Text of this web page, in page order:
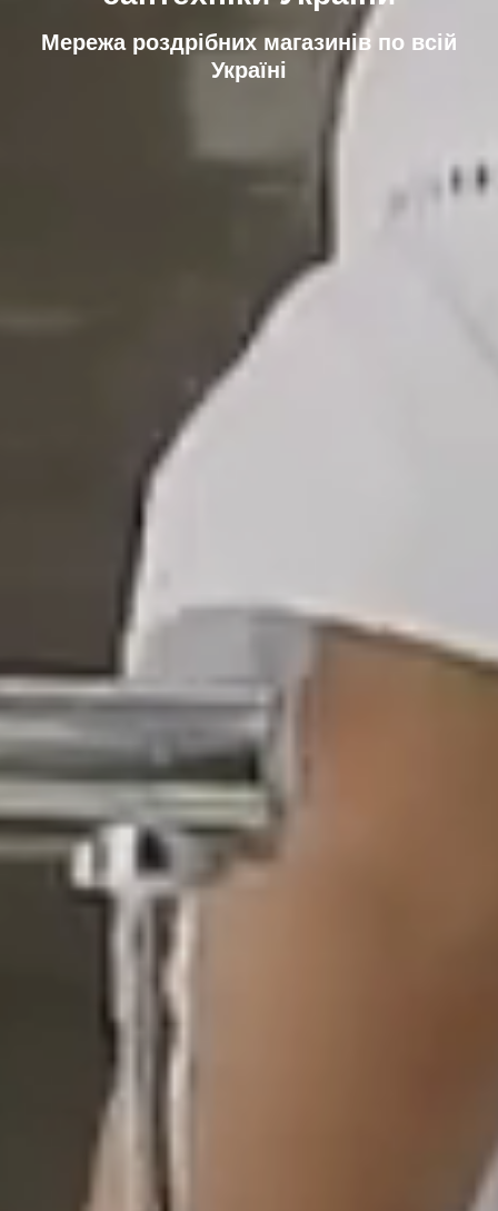
Мережа роздрібних магазинів по всій
Україні
CANCEL